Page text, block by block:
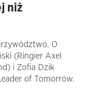
niż
O
(Ringier Axel
i Zofia Dzik
of Tomorrow.